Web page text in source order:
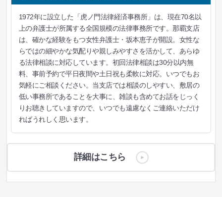
1972年に設立した「虎ノ門法律経済事務所」は、現在70名以
上の弁護士が所属する全国規模の法律事務所です。那覇支店
は、確かな経験をもつ女性弁護士・坂本恵子が開設。女性な
らではの細やかな気配りや親しみやすさを活かして、あらゆ
る法律相談に対応しています。初回法律相談は30分以内無
料、事前予約で平日夜間や土日祝も柔軟に対応。いつでもお
気軽にご相談ください。当支店では相談のしやすい、敷居の
低い事務所であることを大事に、雑談も含めてお話をじっく
りお聴きしていますので、いつでも遠慮なくご連絡いただけ
ればうれしく思います。
詳細はこちら